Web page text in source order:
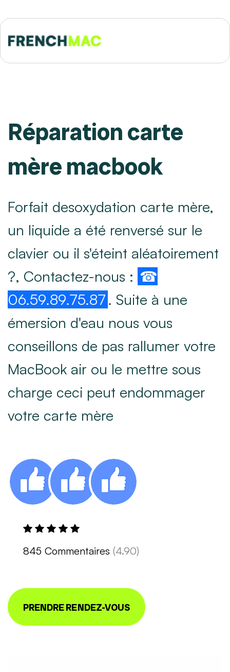
Réparation carte
mère macbook
Forfait desoxydation carte mère,
un liquide a été renversé sur le
clavier ou il s'éteint aléatoirement
?, Contactez-nous : ☎
06.59.89.75.87 . Suite à une
émersion d'eau nous vous
conseillons de pas rallumer votre
MacBook air ou le mettre sous
charge ceci peut endommager
votre carte mère
845 Commentaires (4.90)
PRENDRE RENDEZ-VOUS